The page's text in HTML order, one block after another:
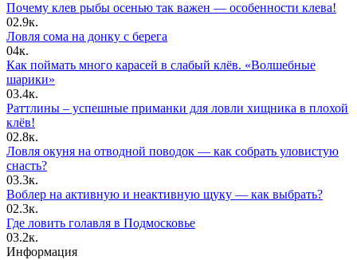
Почему клев рыбы осенью так важен — особенности клева!
02.9к.
Ловля сома на донку с берега
04к.
Как поймать много карасей в слабый клёв. «Волшебные
шарики»
03.4к.
Раттлины – успешные приманки для ловли хищника в плохой
клёв!
02.8к.
Ловля окуня на отводной поводок — как собрать уловистую
снасть?
03.3к.
Воблер на активную и неактивную щуку — как выбрать?
02.3к.
Где ловить голавля в Подмосковье
03.2к.
Информация